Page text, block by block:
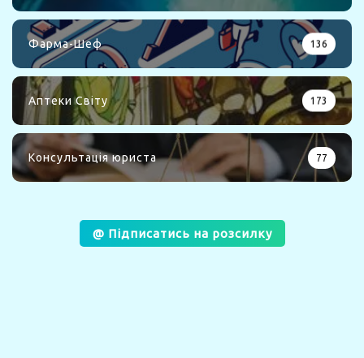
Фарма-Шеф 136
Аптеки Світу 173
Консультація юриста 77
@ Підписатись на розсилку